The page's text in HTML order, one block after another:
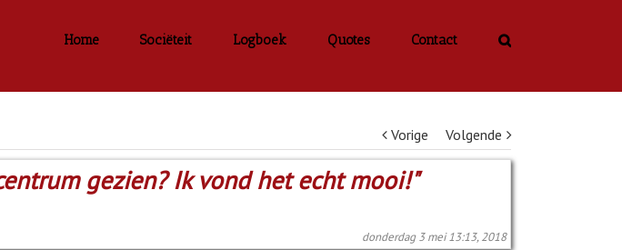
Home Sociëteit Logboek Quotes Contact
Vorige Volgende
gezien? Ik vond het echt mooi!"
donderdag 3 mei 13:13, 2018